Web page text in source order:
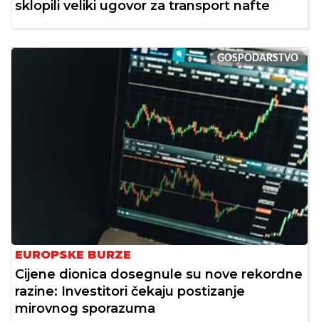
sklopili veliki ugovor za transport nafte
GOSPODARSTVO
EUROPSKE BURZE
Cijene dionica dosegnule su nove rekordne
razine: Investitori čekaju postizanje
mirovnog sporazuma